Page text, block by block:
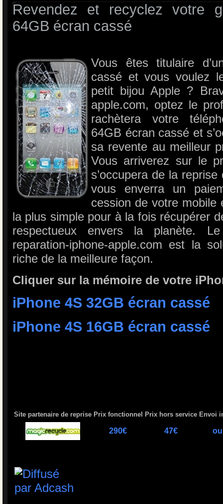
Revendez et recyclez votre
64GB écran cassé
Vous êtes titulaire
cassé et vous voulez
petit bijou Apple ?
apple.com, optez le
rachètera votre
64GB écran cassé et
sa revente au meilleur
Vous arriverez sur le
s’occupera de la
vous enverra un
cession de votre
la plus simple pour à la fois récupérer
respectueux envers la planète.
reparation-iphone-apple.com est la
riche de la meilleure façon.
Cliquer sur la mémoire de votre
iPhone 4S 32GB écran cassé
iPhone 4S 16GB écran cassé
Site partenaire de reprise Prix fonctionnel Prix hors service Envoi
290€ 47€